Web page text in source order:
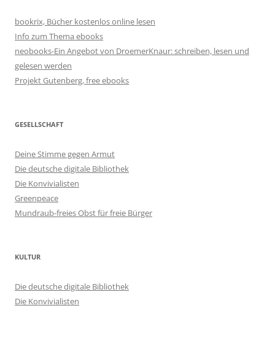
bookrix, Bücher kostenlos online lesen
Info zum Thema ebooks
neobooks-Ein Angebot von DroemerKnaur: schreiben, lesen und
gelesen werden
Projekt Gutenberg, free ebooks
GESELLSCHAFT
Deine Stimme gegen Armut
Die deutsche digitale Bibliothek
Die Konvivialisten
Greenpeace
Mundraub-freies Obst für freie Bürger
KULTUR
Die deutsche digitale Bibliothek
Die Konvivialisten